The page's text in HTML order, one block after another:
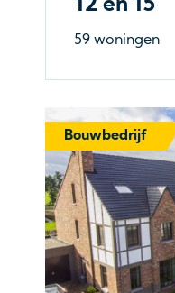
12 en 15
59 woningen
Bouwbedrijf